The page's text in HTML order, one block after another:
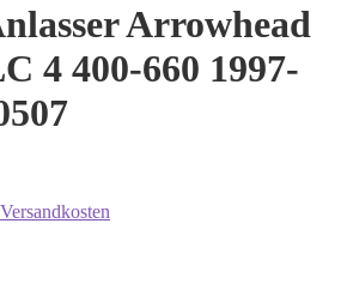
Arrowhead
4 400-660 1997-
Versandkosten